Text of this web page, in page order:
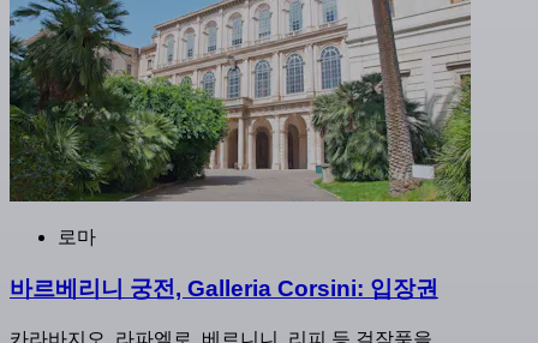
로마
바르베리니 궁전, Galleria Corsini: 입장권
카라바지오, 라파엘로, 베르니니, 리피 등 걸작품을